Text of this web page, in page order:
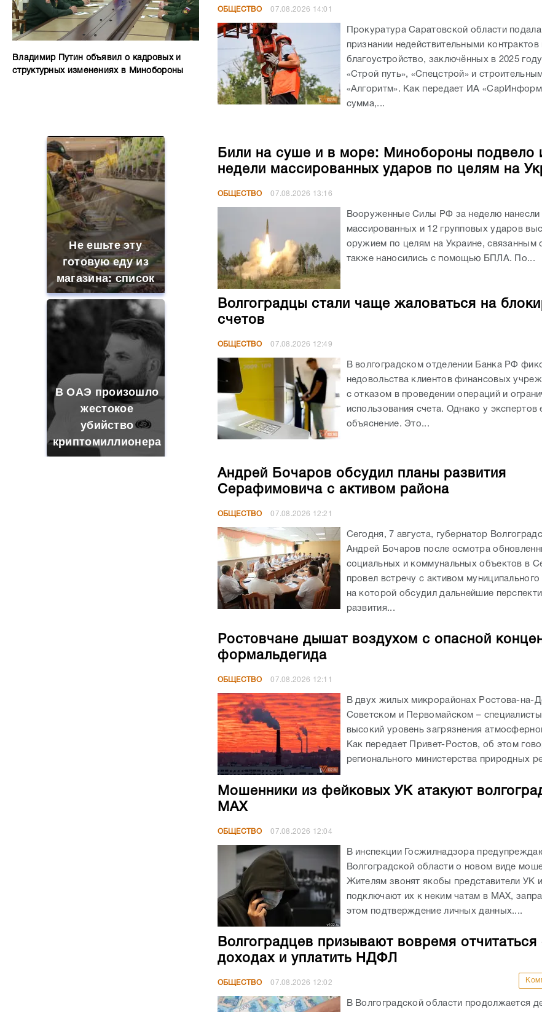
Владимир Путин объявил о кадровых и
структурных изменениях в Минобороны
Не ешьте эту
готовую еду из
магазина: список
В ОАЭ произошло
жестокое
убийство
криптомиллионера
ОБЩЕСТВО 07.08.2026 14:01
Прокуратура Саратовской области
признании недействительными контрактов
благоустройство, заключённых в 2025
«Строй путь», «Спецстрой» и
«Алгоритм». Как передает ИА
сумма,...
Били на суше и в море: Минобороны подвело
недели массированных ударов по целям на
ОБЩЕСТВО 07.08.2026 13:16
Вооруженные Силы РФ за неделю нанесли
массированных и 12 групповых ударов
оружием по целям на Украине, связанным
также наносились с помощью БПЛА. По...
Волгоградцы стали чаще жаловаться на
счетов
ОБЩЕСТВО 07.08.2026 12:49
В волгоградском отделении Банка РФ
недовольства клиентов финансовых
с отказом в проведении операций и
использования счета. Однако у экспертов
объяснение. Это...
Андрей Бочаров обсудил планы развития
Серафимовича с активом района
ОБЩЕСТВО 07.08.2026 12:21
Сегодня, 7 августа, губернатор
Андрей Бочаров после осмотра
социальных и коммунальных объектов в
провел встречу с активом
на которой обсудил дальнейшие
развития...
Ростовчане дышат воздухом с опасной
формальдегида
ОБЩЕСТВО 07.08.2026 12:11
В двух жилых микрорайонах Ростова-на-
Советском и Первомайском –
высокий уровень загрязнения
Как передает Привет-Ростов, об этом
регионального министерства природных
Мошенники из фейковых УК атакуют
МАХ
ОБЩЕСТВО 07.08.2026 12:04
В инспекции Госжилнадзора
Волгоградской области о новом виде
Жителям звонят якобы представители УК
подключают их к неким чатам в МАХ,
этом подтверждение личных данных....
Волгоградцев призывают вовремя отчитаться
доходах и уплатить НДФЛ
ОБЩЕСТВО 07.08.2026 12:02
В Волгоградской области продолжается